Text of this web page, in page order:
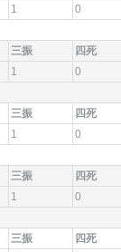
1 0
三振 四死
1 0
三振 四死
1 0
三振 四死
1 0
三振 四死